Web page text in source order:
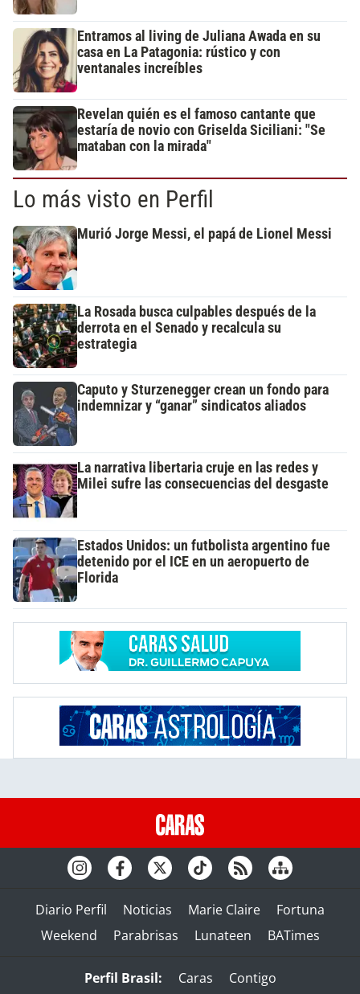
Entramos al living de Juliana Awada en su
casa en La Patagonia: rústico y con
ventanales increíbles
Revelan quién es el famoso cantante que
estaría de novio con Griselda Siciliani: "Se
mataban con la mirada"
Lo más visto en Perfil
Murió Jorge Messi, el papá de Lionel Messi
La Rosada busca culpables después de la
derrota en el Senado y recalcula su
estrategia
Caputo y Sturzenegger crean un fondo para
indemnizar y “ganar” sindicatos aliados
La narrativa libertaria cruje en las redes y
Milei sufre las consecuencias del desgaste
Estados Unidos: un futbolista argentino fue
detenido por el ICE en un aeropuerto de
Florida
Diario Perfil Noticias Marie Claire
Fortuna
Weekend
Parabrisas Lunateen BATimes
Perfil Brasil: Caras Contigo